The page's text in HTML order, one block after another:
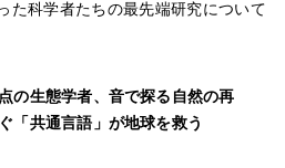
た科学者たちの最先端研究について
の生態学者、音で探る自然の再
「共通言語」が地球を救う